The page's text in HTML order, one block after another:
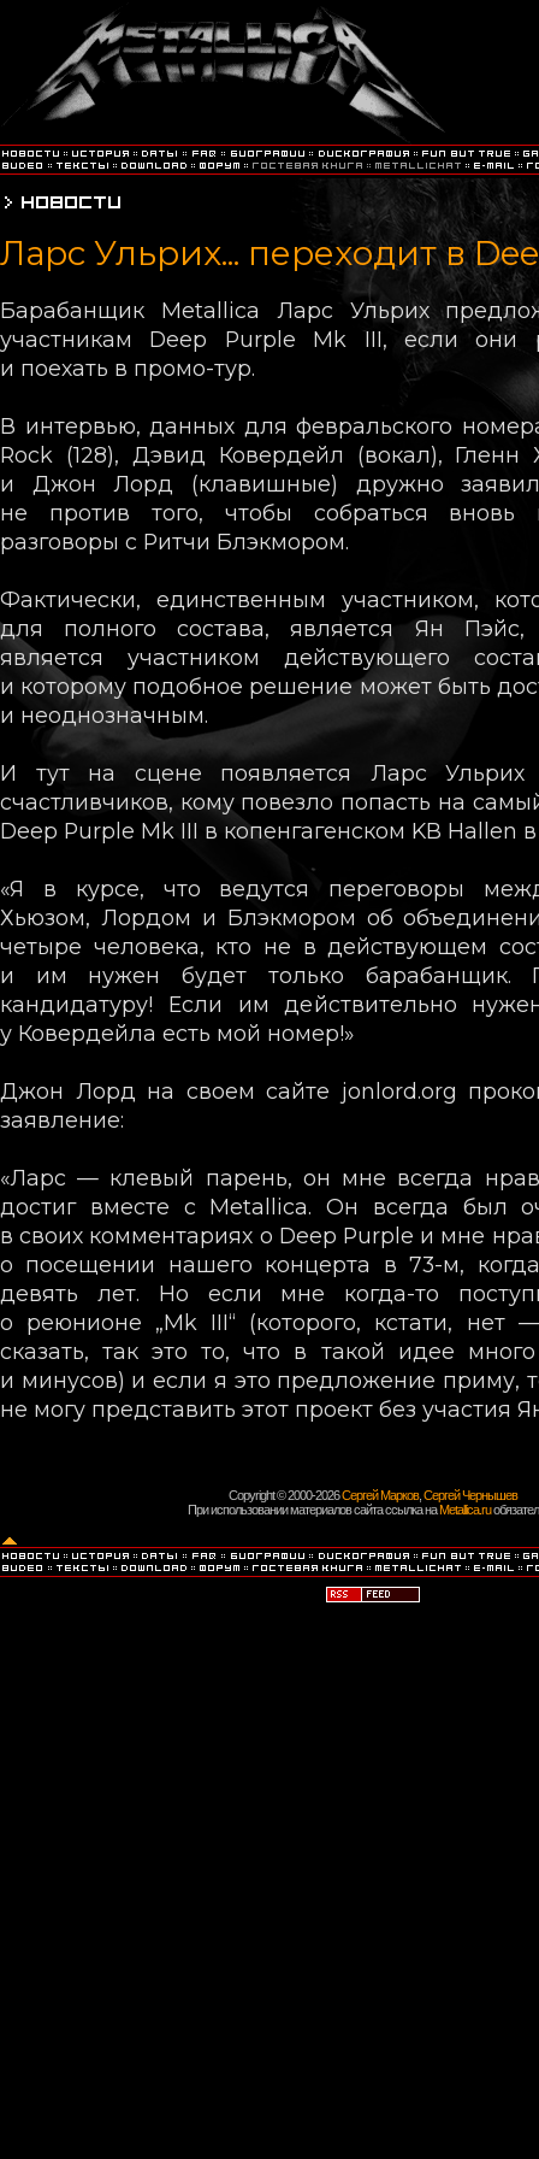
Ларс Ульрих... переходит в
Барабанщик Metallica Ларс Ульрих
участникам Deep Purple Mk III, если они
и поехать в промо-тур.
В интервью, данных для февральского
Rock (128), Дэвид Ковердейл (вокал), Гленн
и Джон Лорд (клавишные) дружно
не против того, чтобы собраться вновь
разговоры с Ритчи Блэкмором.
Фактически, единственным участником,
для полного состава, является Ян Пэйс,
является участником действующего
и которому подобное решение может быть
и неоднозначным.
И тут на сцене появляется Ларс
счастливчиков, кому повезло попасть на
Deep Purple Mk III в копенгагенском KB Hallen в
«Я в курсе, что ведутся переговоры
Хьюзом, Лордом и Блэкмором об
четыре человека, кто не в действующем
и им нужен будет только барабанщик.
кандидатуру! Если им действительно
у Ковердейла есть мой номер!»
Джон Лорд на своем сайте jonlord.org
заявление:
«Ларс — клевый парень, он мне всегда
достиг вместе с Metallica. Он всегда был
в своих комментариях о Deep Purple и мне
о посещении нашего концерта в 73-м,
девять лет. Но если мне когда-то
о реюнионе „Mk III“ (которого, кстати, нет
сказать, так это то, что в такой идее
и минусов) и если я это предложение приму,
не могу представить этот проект без участия
Copyright © 2000-2026Сергей Марков, Сергей Чернышев
При использовании материалов сайта ссылка наMetallica.ru